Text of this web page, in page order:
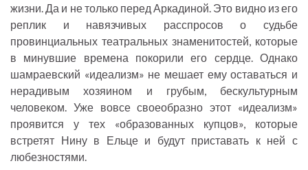
жизни. Да и не только перед Аркадиной. Это видно из его
реплик и навязчивых расспросов о судьбе
провинциальных театральных знаменитостей, которые
в минувшие времена покорили его сердце. Однако
шамраевский «идеализм» не мешает ему оставаться и
нерадивым хозяином и грубым, бескультурным
человеком. Уже вовсе своеобразно этот «идеализм»
проявится у тех «образованных купцов», которые
встретят Нину в Ельце и будут приставать к ней с
любезностями.